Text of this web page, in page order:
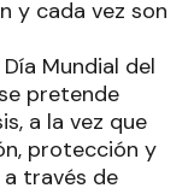
y cada vez son
Mundial del
pretende
a la vez que
protección y
través de